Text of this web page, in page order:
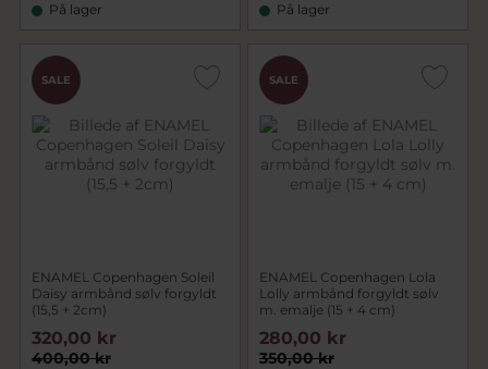
På lager På lager
SALE
ENAMEL Copenhagen Soleil
Daisy armbånd sølv forgyldt
(15,5 + 2cm)
400,00 kr
320,00 kr
SALE
ENAMEL Copenhagen Lola
Lolly armbånd forgyldt sølv
m. emalje (15 + 4 cm)
350,00 kr
280,00 kr